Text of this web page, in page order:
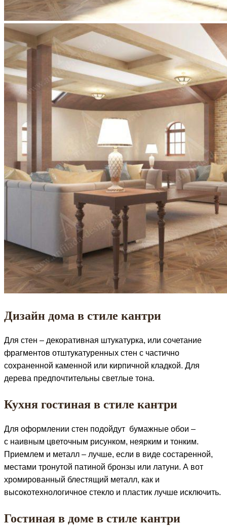
Дизайн дома в стиле кантри
Для стен – декоративная штукатурка, или сочетание
фрагментов отштукатуренных стен с частично
сохраненной каменной или кирпичной кладкой. Для
дерева предпочтительны светлые тона.
Кухня гостиная в стиле кантри
Для оформлении стен подойдут бумажные обои –
с наивным цветочным рисунком, неярким и тонким.
Приемлем и металл – лучше, если в виде состаренной,
местами тронутой патиной бронзы или латуни. А вот
хромированный блестящий металл, как и
высокотехнологичное стекло и пластик лучше исключить.
Гостиная в доме в стиле кантри